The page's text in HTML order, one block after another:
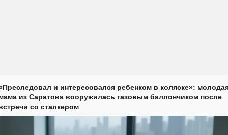
и интересовался ребенком в коляске»:
из Саратова вооружилась газовым баллончиком после
со сталкером